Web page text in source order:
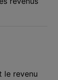
le revenu